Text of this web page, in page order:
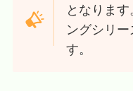
となりま
ングシリ
す。